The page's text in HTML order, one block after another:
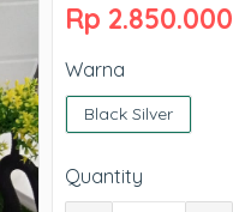
Rp 2.850.000
Warna
Black Silver
Quantity